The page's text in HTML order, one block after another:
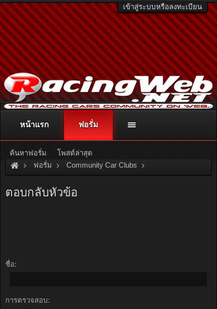
เข้าสู่ระบบหรือลงทะเบียน
ติดต่อลงโฆษณา racingweb@gmail.comหรือโทร. 081-811-1138
หรืออ่านรายละเอียดเพิ่มเติม คลิกที่นี่
ฟอรั่ม Community Car Clubs
ตอบกลับหัวข้อ
ชื่อ:
การตรวจสอบ:
หน้าแรก ฟอรั่ม
ค้นหาฟอรั่ม โพสต์ล่าสุด